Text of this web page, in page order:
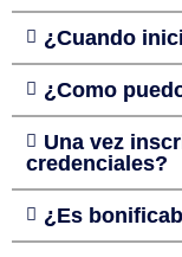
¿Cuando
¿Como
Una vez
credenciales?
¿Es